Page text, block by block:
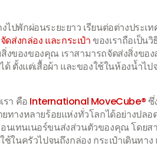
ปพักผ่อนระยะยาว เรียนต่อต่างประเ
จัดส่งกล่อง และกระเป๋าของเราถือเป็น
งของของคุณ เราสามารถจัดส่งสิ่งขอ
ด้ ตั้งแต่เสื้อผ้า และของใช้ในห้องน้ำไป
รา คือ International MoveCube®ซึ่
ทางหลายร้อยแห่งทั่วโลกได้อย่างปลอ
เทนเนอร์ขนส่งส่วนตัวของคุณ โดยส
ช้ในครัวไปจนถึงกล่อง กระเป๋าเดินทา